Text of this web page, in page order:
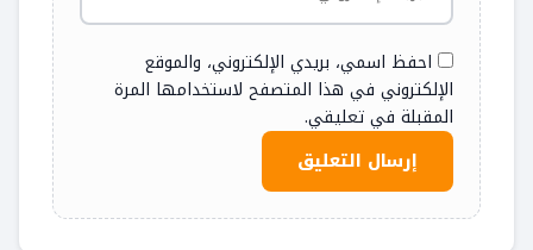
احفظ اسمي، بريدي الإلكتروني، والموقع
الإلكتروني في هذا المتصفح لاستخدامها المرة
المقبلة في تعليقي.